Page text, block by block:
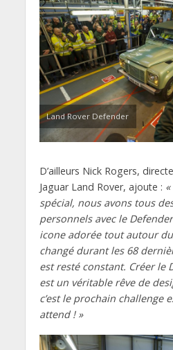
Land Rover Defender
D’ailleurs Nick Rogers,
Jaguar Land Rover, ajoute :
spécial, nous avons tous
personnels avec le
icone adorée tout autour
changé durant les 68
est resté constant. Créer le
est un véritable rêve de
c’est le prochain challenge
attend ! »